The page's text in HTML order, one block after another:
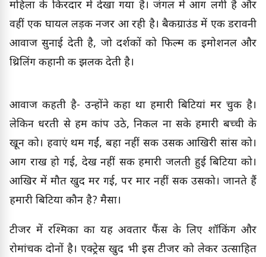
महिला के किरदार में देखा गया है। जंगल में आग लगी है और
वहीं एक घायल लड़की नजर आ रही है। बैकग्राउंड में एक डरावनी
आवाज सुनाई देती है, जो दर्शकों को फिल्म की इमोशनल और
थ्रिलिंग कहानी की झलक देती है।
आवाज कहती है- उन्होंने कहा था हमारी बिटियां मर चुकी है।
लेकिन धरती से हम कांप उठे, निकल ना सके हमारी बच्ची के
खून को। हवाएं थम गईं, बहा नहीं सकी उसकी आखिरी सांस को।
आग राख हो गई, देख नहीं सकी हमारी जलती हुई बिटिया को।
आखिर में मौत खुद मर गई, पर मार नहीं सकी उसको। जानते हैं
हमारी बिटिया कौन है? मैसा।
टीजर में रश्मिका का यह अवतार फैंस के लिए शॉकिंग और
रोमांचक दोनों है। एक्ट्रेस खुद भी इस टीजर को लेकर उत्साहित